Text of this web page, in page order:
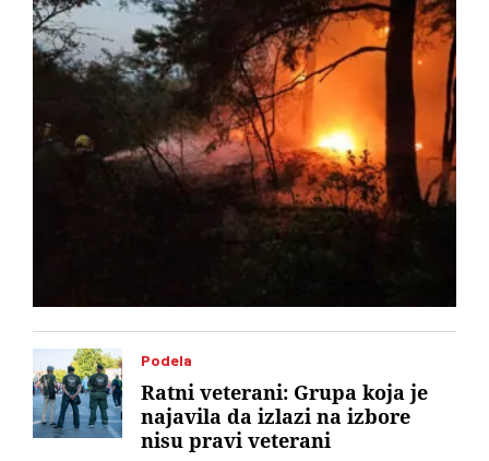
hektara šume i niskog rastinja
Podela
Ratni veterani: Grupa koja je
najavila da izlazi na izbore
nisu pravi veterani